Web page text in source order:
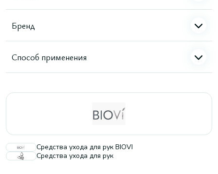
Бренд
Способ применения
Средства ухода для рук BIOVI
Средства ухода для рук